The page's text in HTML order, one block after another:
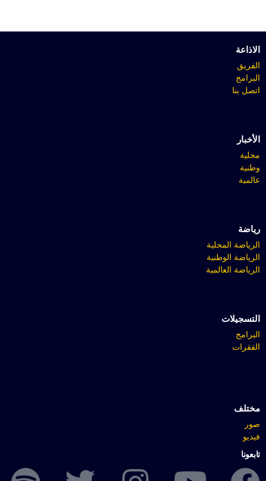
الاذاعة
الفريق
البرامج
اتصل بنا
الأخبار
محلية
وطنية
عالمية
رياضة
الرياضة المحلية
الرياضة الوطنية
الرياضة العالمية
التسجيلات
البرامج
الفقرات
مختلف
صور
فيديو
تابعونا